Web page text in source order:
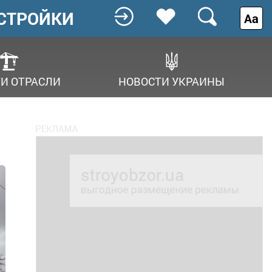
ОТРАСЛИ НОВОСТИ УКРАИНЫ
Аа